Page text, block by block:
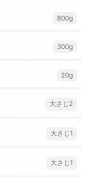
800g
300g
20g
大さじ2
大さじ1
大さじ1